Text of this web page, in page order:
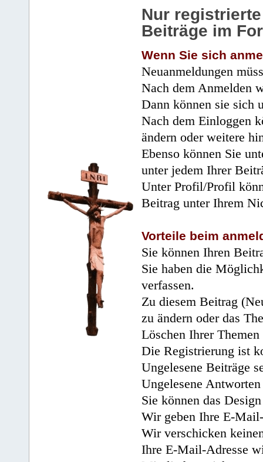
Nur
Beiträge im
Wenn Sie sich
Neuanmeldungen
Nach dem Anmelden
Dann können sie sich
Nach dem Einloggen
ändern oder weitere
Ebenso können Sie
unter jedem Ihrer
Unter Profil/Profil
Beitrag unter Ihrem
Vorteile beim
Sie können Ihren
Sie haben die
verfassen.
Zu diesem Beitrag
zu ändern oder das
Löschen Ihrer
Die Registrierung ist
Ungelesene Beiträge
Ungelesene
Sie können das
Wir geben Ihre E-
Wir verschicken
Ihre E-Mail-Adresse